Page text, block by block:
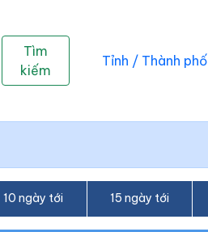
Tìm
kiếm
Tỉnh / Thành phố
10 ngày tới 15 ngày tới